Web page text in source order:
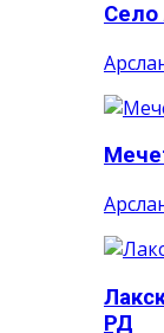
Село
РД